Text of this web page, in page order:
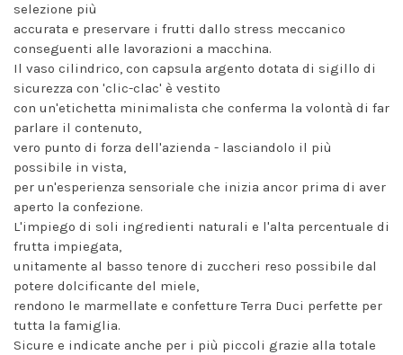
selezione più
accurata e preservare i frutti dallo stress meccanico
conseguenti alle lavorazioni a macchina.
Il vaso cilindrico, con capsula argento dotata di sigillo di
sicurezza con 'clic-clac' è vestito
con un'etichetta minimalista che conferma la volontà di far
parlare il contenuto,
vero punto di forza dell'azienda - lasciandolo il più
possibile in vista,
per un'esperienza sensoriale che inizia ancor prima di aver
aperto la confezione.
L'impiego di soli ingredienti naturali e l'alta percentuale di
frutta impiegata,
unitamente al basso tenore di zuccheri reso possibile dal
potere dolcificante del miele,
rendono le marmellate e confetture Terra Duci perfette per
tutta la famiglia.
Sicure e indicate anche per i più piccoli grazie alla totale